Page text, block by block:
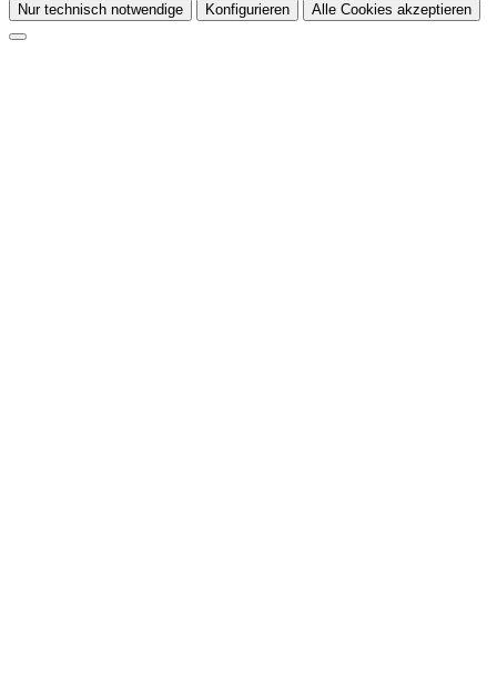
Nur technisch notwendige Konfigurieren Alle Cookies akzeptieren